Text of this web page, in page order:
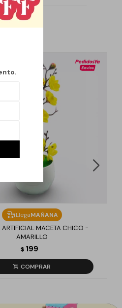
LlegaMAÑANA
ARTIFICIAL MACETA CHICO -
AMARILLO
$ 199